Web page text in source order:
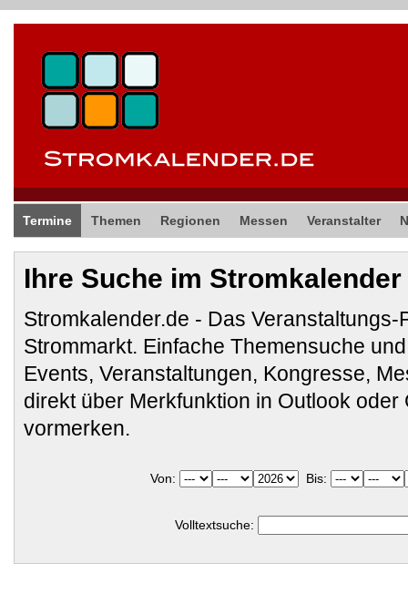
Termine Themen Regionen Messen Veranstalter
Ihre Suche im Stromkalender
Stromkalender.de - Das Veranstaltungs-
Strommarkt. Einfache Themensuche
Events, Veranstaltungen, Kongresse,
direkt über Merkfunktion in Outlook oder
vormerken.
Von: Bis:
Volltextsuche: